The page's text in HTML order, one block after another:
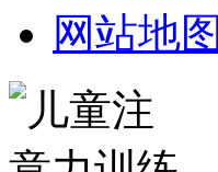
网站地图